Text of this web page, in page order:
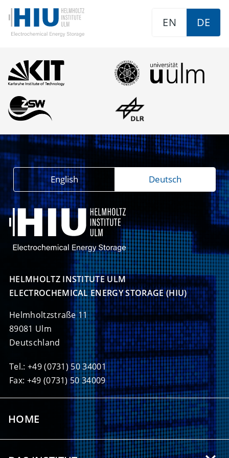
EN DE
HELMHOLTZ INSTITUTE ULM
ELECTROCHEMICAL ENERGY STORAGE (HIU)
Helmholtzstraße 11
89081 Ulm
Deutschland
Tel.: +49 (0731) 50 34001
Fax: +49 (0731) 50 34009
English Deutsch
HOME